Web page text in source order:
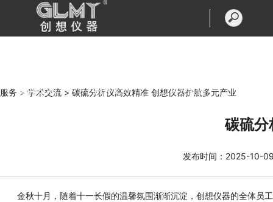
新闻资讯 服务支持 客户案例
服务 > 学术交流 > 碳硫分析仪高效精准 创想仪器护航多元产业
碳硫分
发布时间：2025-10-
金秋十月，随着十一长假的温馨氛围渐渐沉淀，创想仪器的全体员